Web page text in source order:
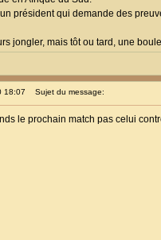
président qui demande des
jongler, mais tôt ou tard, une
18:07 Sujet du message:
le prochain match pas celui